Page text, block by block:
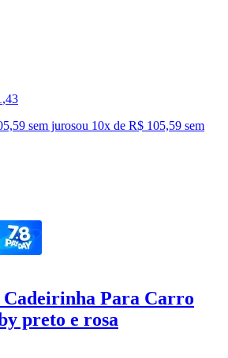
,43
sem jurosou 10x de R$ 105,59 sem
Cadeirinha Para Carro
preto e rosa